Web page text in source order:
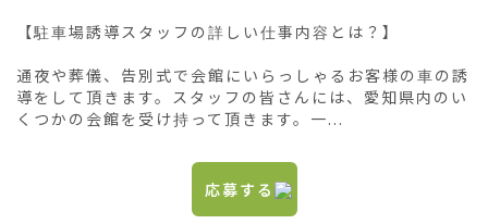
【駐車場誘導スタッフの詳しい仕事内容とは？】
通夜や葬儀、告別式で会館にいらっしゃるお客様の車の誘
導をして頂きます。スタッフの皆さんには、愛知県内のい
くつかの会館を受け持って頂きます。一...
応募する